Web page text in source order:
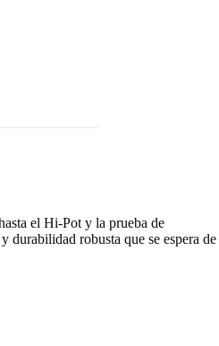
el Hi-Pot y la prueba de
robusta que se espera de